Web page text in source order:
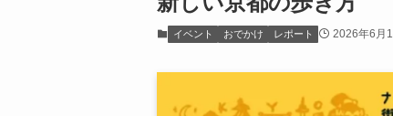
イベント おでかけ レポート 2026年6月